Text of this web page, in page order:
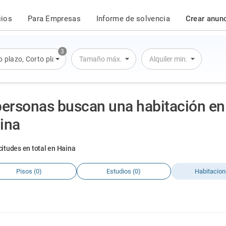
Para Empresas Informe de solvencia Crear
3
plazo, Corto plazo , Alquiler por día
Tamaño máx. Alquiler min.
buscan una habitación
en total en Haina
Pisos (0) Estudios (0)